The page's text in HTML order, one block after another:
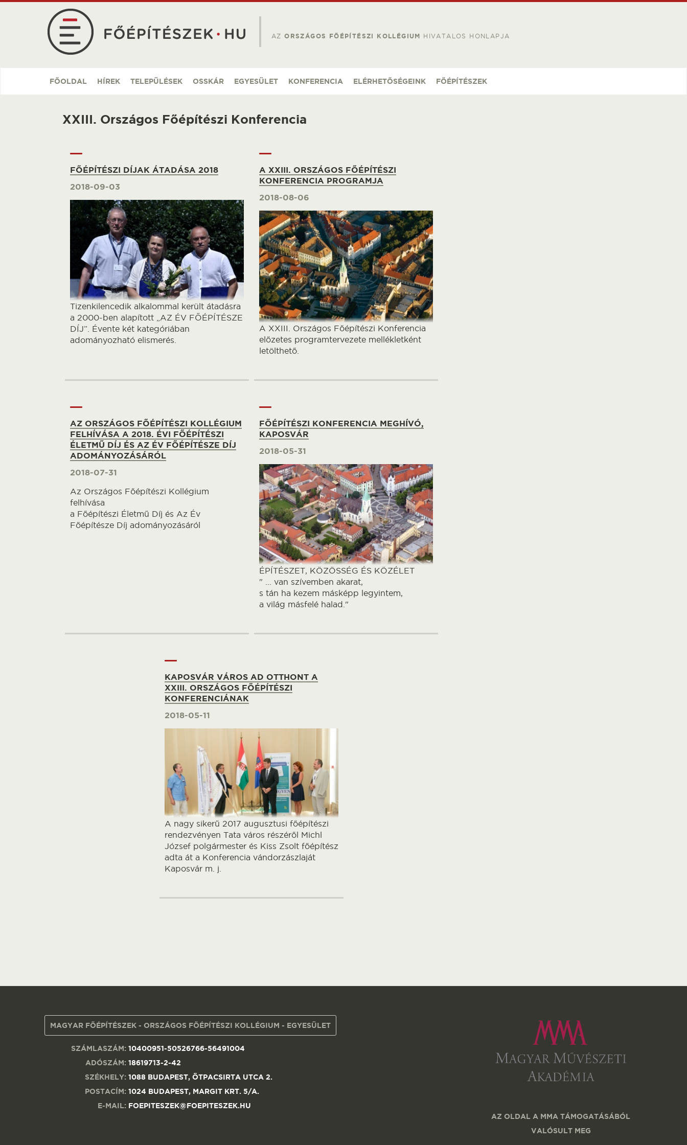
AZORSZÁGOS FŐÉPÍTÉSZI KOLLÉGIUM HIVATALOS HONLAPJA
FŐOLDAL HÍREK TELEPÜLÉSEK OSSKÁR EGYESÜLET KONFERENCIA ELÉRHETŐSÉGEINK FŐÉPÍTÉSZEK
XXIII. Országos Főépítészi Konferencia
FŐÉPÍTÉSZI DÍJAK ÁTADÁSA 2018
2018-09-03
Tizenkilencedik alkalommal került átadásra
a 2000-ben alapított „AZ ÉV FŐÉPÍTÉSZE
DÍJ”. Évente két kategóriában
adományozható elismerés.
A XXIII. ORSZÁGOS FŐÉPÍTÉSZI
KONFERENCIA PROGRAMJA
2018-08-06
A XXIII. Országos Főépítészi Konferencia
előzetes programtervezete mellékletként
letölthető.
AZ ORSZÁGOS FŐÉPÍTÉSZI KOLLÉGIUM
FELHÍVÁSA A 2018. ÉVI FŐÉPÍTÉSZI
ÉLETMŰ DÍJ ÉS AZ ÉV FŐÉPÍTÉSZE DÍJ
ADOMÁNYOZÁSÁRÓL
2018-07-31
Az Országos Főépítészi Kollégium
felhívása
a Főépítészi Életmű Díj és Az Év
Főépítésze Díj adományozásáról
FŐÉPÍTÉSZI KONFERENCIA MEGHÍVÓ,
KAPOSVÁR
2018-05-31
ÉPÍTÉSZET, KÖZÖSSÉG ÉS KÖZÉLET
" ... van szívemben akarat,
s tán ha kezem másképp legyintem,
a világ másfelé halad."
KAPOSVÁR VÁROS AD OTTHONT A
XXIII. ORSZÁGOS FŐÉPÍTÉSZI
KONFERENCIÁNAK
2018-05-11
A nagy sikerű 2017 augusztusi főépítészi
rendezvényen Tata város részéről Michl
József polgármester és Kiss Zsolt főépítész
adta át a Konferencia vándorzászlaját
Kaposvár m. j.
MAGYAR FŐÉPÍTÉSZEK - ORSZÁGOS FŐÉPÍTÉSZI KOLLÉGIUM - EGYESÜLET
SZÁMLASZÁM: 10400951-50526766-56491004
ADÓSZÁM: 18619713-2-42
SZÉKHELY: 1088 BUDAPEST, ÖTPACSIRTA UTCA 2.
POSTACÍM: 1024 BUDAPEST, MARGIT KRT. 5/A.
E-MAIL: FOEPITESZEK@FOEPITESZEK.HU
AZ OLDAL A MMA TÁMOGATÁSÁBÓL
VALÓSULT MEG